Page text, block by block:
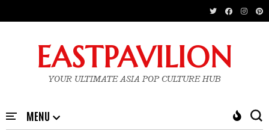
EASTPAVILION
YOUR ULTIMATE ASIA POP CULTURE HUB